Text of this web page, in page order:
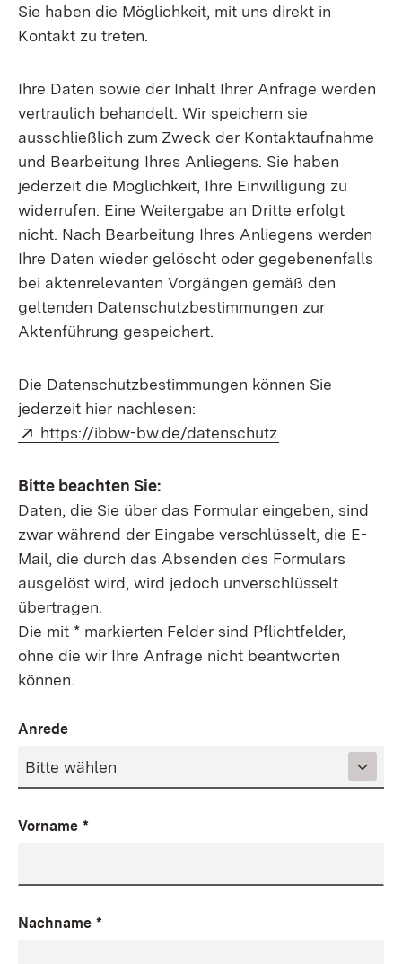
Sie haben die Möglichkeit, mit uns direkt in
Kontakt zu treten.
Ihre Daten sowie der Inhalt Ihrer Anfrage werden
vertraulich behandelt. Wir speichern sie
ausschließlich zum Zweck der Kontaktaufnahme
und Bearbeitung Ihres Anliegens. Sie haben
jederzeit die Möglichkeit, Ihre Einwilligung zu
widerrufen. Eine Weitergabe an Dritte erfolgt
nicht. Nach Bearbeitung Ihres Anliegens werden
Ihre Daten wieder gelöscht oder gegebenenfalls
bei aktenrelevanten Vorgängen gemäß den
geltenden Datenschutzbestimmungen zur
Aktenführung gespeichert.
Die Datenschutzbestimmungen können Sie
jederzeit hier nachlesen:
Extern:
https://ibbw-bw.de/datenschutz
Bitte beachten Sie:
Daten, die Sie über das Formular eingeben, sind
zwar während der Eingabe verschlüsselt, die E-
Mail, die durch das Absenden des Formulars
ausgelöst wird, wird jedoch unverschlüsselt
übertragen.
Die mit * markierten Felder sind Pflichtfelder,
ohne die wir Ihre Anfrage nicht beantworten
können.
Anrede
Vorname *
Nachname *